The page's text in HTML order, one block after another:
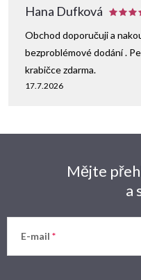
Hana Dufková
17.7.2026
Obchod doporučuji a
bezproblémové dodání .
krabičce zdarma.
Mějte
a
E-mail